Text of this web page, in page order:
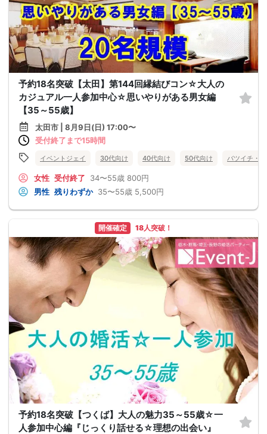
予約18名突破【太田】第144回縁結びコン☆大人の
カジュアル一人参加中心☆思いやりがある男女編
【35～55歳】
太田市 | 8月9日(日) 17:00〜
受付終了まで15時間
イベントジェイ 30代向け 40代向け 50代向け バツイチ・
女性 受付終了 34〜55歳 800円
男性 残りわずか 35〜55歳 5,500円
開催確定 18人突破！
予約18名突破【つくば】大人の魅力35～55歳☆一
人参加中心編『じっくり話せる☆理想の出会い』